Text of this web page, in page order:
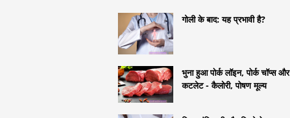
गोली के बाद: यह प्रभावी है?
भुना हुआ पोर्क लॉइन, पोर्क चॉप्स और
कटलेट - कैलोरी, पोषण मूल्य